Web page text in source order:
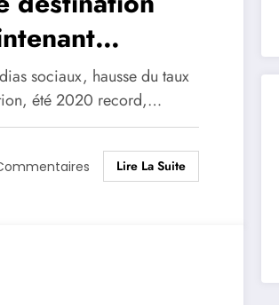
sociaux, hausse du taux
été 2020 record,…
Lire La Suite